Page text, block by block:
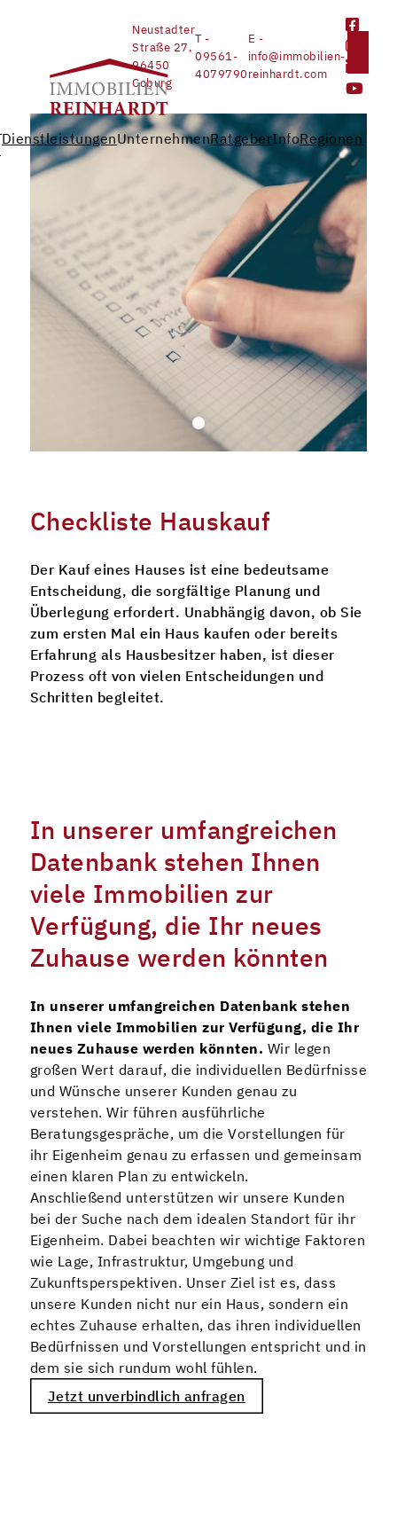
Neustadter
Straße 27,
96450
Coburg
T -
09561-
4079790
E -
info@immobilien-
reinhardt.com
DienstleistungenUnternehmenRatgeberInfoRegionen
Checkliste Hauskauf
Der Kauf eines Hauses ist eine bedeutsame
Entscheidung, die sorgfältige Planung und
Überlegung erfordert. Unabhängig davon, ob Sie
zum ersten Mal ein Haus kaufen oder bereits
Erfahrung als Hausbesitzer haben, ist dieser
Prozess oft von vielen Entscheidungen und
Schritten begleitet.
In unserer umfangreichen
Datenbank stehen Ihnen
viele Immobilien zur
Verfügung, die Ihr neues
Zuhause werden könnten
In unserer umfangreichen Datenbank stehen
Ihnen viele Immobilien zur Verfügung, die Ihr
neues Zuhause werden könnten. Wir legen
großen Wert darauf, die individuellen Bedürfnisse
und Wünsche unserer Kunden genau zu
verstehen. Wir führen ausführliche
Beratungsgespräche, um die Vorstellungen für
ihr Eigenheim genau zu erfassen und gemeinsam
einen klaren Plan zu entwickeln.
Anschließend unterstützen wir unsere Kunden
bei der Suche nach dem idealen Standort für ihr
Eigenheim. Dabei beachten wir wichtige Faktoren
wie Lage, Infrastruktur, Umgebung und
Zukunftsperspektiven. Unser Ziel ist es, dass
unsere Kunden nicht nur ein Haus, sondern ein
echtes Zuhause erhalten, das ihren individuellen
Bedürfnissen und Vorstellungen entspricht und in
dem sie sich rundum wohl fühlen.
Jetzt unverbindlich anfragen